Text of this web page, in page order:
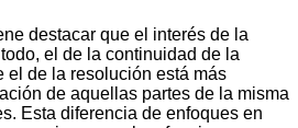
destacar que el interés de la
el de la continuidad de la
el de la resolución está más
de aquellas partes de la misma
Esta diferencia de enfoques en